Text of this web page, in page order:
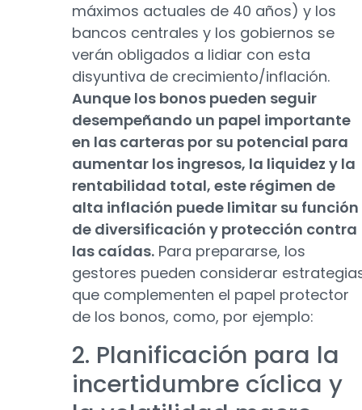
máximos actuales de 40 años) y los
bancos centrales y los gobiernos se
verán obligados a lidiar con esta
disyuntiva de crecimiento/inflación.
Aunque los bonos pueden seguir
desempeñando un papel importante
en las carteras por su potencial para
aumentar los ingresos, la liquidez y la
rentabilidad total, este régimen de
alta inflación puede limitar su función
de diversificación y protección contra
las caídas. Para prepararse, los
gestores pueden considerar
que complementen el papel protector
de los bonos, como, por ejemplo:
2. Planificación para la
incertidumbre cíclica y